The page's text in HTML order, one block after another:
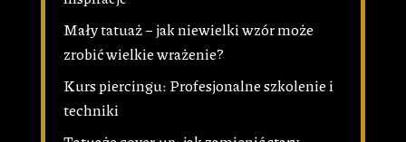
Mały tatuaż – jak niewielki wzór może
zrobić wielkie wrażenie?
Kurs piercingu: Profesjonalne szkolenie i
techniki